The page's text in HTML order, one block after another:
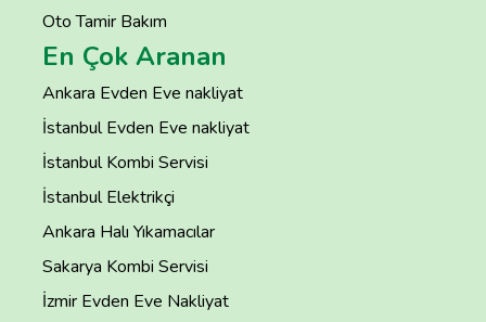
Oto Tamir Bakım
En Çok Aranan
Ankara Evden Eve nakliyat
İstanbul Evden Eve nakliyat
İstanbul Kombi Servisi
İstanbul Elektrikçi
Ankara Halı Yıkamacılar
Sakarya Kombi Servisi
İzmir Evden Eve Nakliyat